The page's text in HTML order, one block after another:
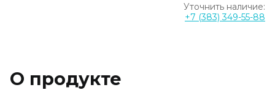
Уточнить наличие:
+7 (383) 349-55-88
О продукте